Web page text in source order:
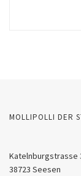
MOLLIPOLLI DER
Katelnburgstrasse
38723 Seesen